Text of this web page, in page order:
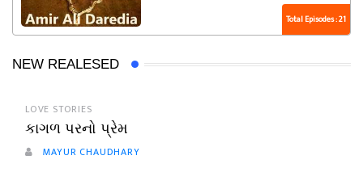
Total Episodes : 21
NEW REALESED
LOVE STORIES
કાગળ પરનો પ્રેમ
MAYUR CHAUDHARY